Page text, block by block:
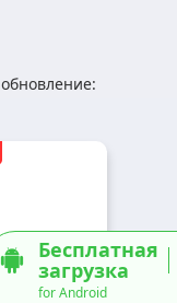
Бесплатная
загрузка
for Android